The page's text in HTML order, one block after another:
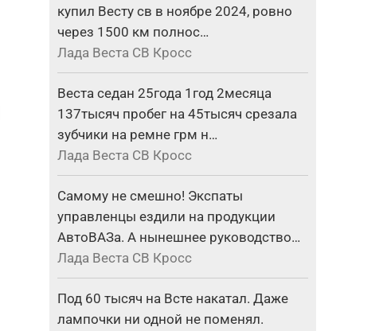
купил Весту св в ноябре 2024, ровно
через 1500 км полнос…
Лада Веста СВ Кросс
Веста седан 25года 1год 2месяца
137тысяч пробег на 45тысяч срезала
зубчики на ремне грм н…
Лада Веста СВ Кросс
Самому не смешно! Экспаты
управленцы ездили на продукции
АвтоВАЗа. А нынешнее руководство…
Лада Веста СВ Кросс
Под 60 тысяч на Всте накатал. Даже
лампочки ни одной не поменял.